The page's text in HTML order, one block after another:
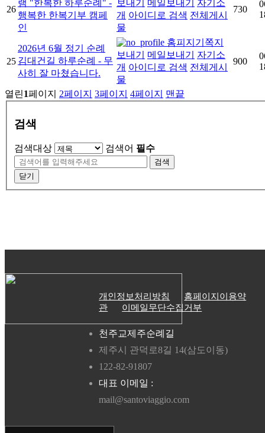
26
램 "한복한 하루순례" -
행복한 한복기부 캠페
인
보내기
메일보내기
자기소
개 아이디로 검색 전체게시
물
730
25
2026년 6월 정기 순례
김대건길 하루순례 - 무
사히 잘 마쳤습니다.
홈피지기 쪽지
보내기
메일보내기
자기소
개 아이디로 검색 전체게시
물
900
열린1페이지 2페이지 3페이지 4페이지 맨끝
검색
검색대상 검색어 필수
검색
닫기
개인정보처리방침
홈페이지이용약
관
이메일무단수집거부
천주교제주순례길
제주시 관덕로8길 14(삼도이동)
122-82-91807
대표 이메일 :
mail@santoviaggio.com